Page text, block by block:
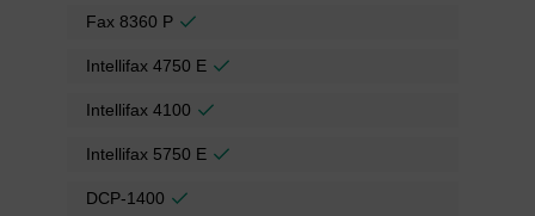
Fax 8360 P
Intellifax 4750 E
Intellifax 4100
Intellifax 5750 E
DCP-1400